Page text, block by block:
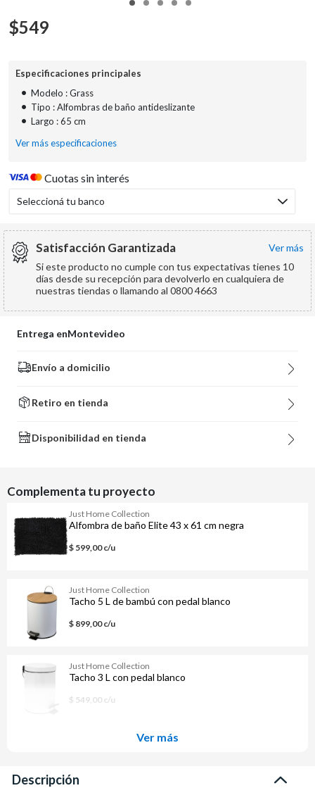
$549
Especificaciones principales
• Modelo : Grass
• Tipo : Alfombras de baño antideslizante
• Largo : 65 cm
Ver más especificaciones
Cuotas sin interés
Seleccioná tu banco
Satisfacción Garantizada
ver más
Si este producto no cumple con tus expectativas tienes 10
días desde su recepción para devolverlo en cualquiera de
nuestras tiendas o llamando al 0800 4663
Entrega enMontevideo
Envío a domicilio
Retiro en tienda
Disponibilidad en tienda
Complementa tu proyecto
Just Home Collection
Alfombra de baño Elite 43 x 61 cm negra
$ 599,00 c/u
Just Home Collection
Tacho 5 L de bambú con pedal blanco
$ 899,00 c/u
Just Home Collection
Tacho 3 L con pedal blanco
$ 549,00 c/u
Ver más
Descripción